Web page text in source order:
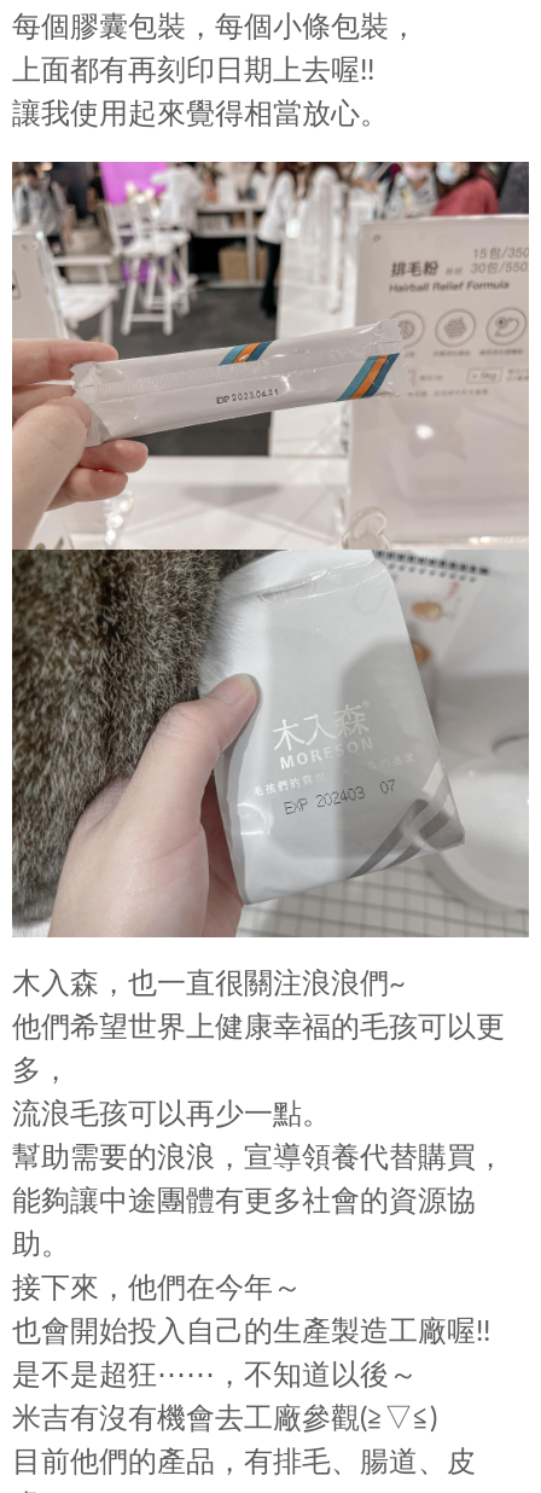
每個膠囊包裝，每個小條包裝，
上面都有再刻印日期上去喔!!
讓我使用起來覺得相當放心。
木入森，也一直很關注浪浪們~
他們希望世界上健康幸福的毛孩可以更
多，
流浪毛孩可以再少一點。
幫助需要的浪浪，宣導領養代替購買，
能夠讓中途團體有更多社會的資源協
助。
接下來，他們在今年～
也會開始投入自己的生產製造工廠喔!!
是不是超狂⋯⋯，不知道以後～
米吉有沒有機會去工廠參觀(≧▽≦)
目前他們的產品，有排毛、腸道、皮